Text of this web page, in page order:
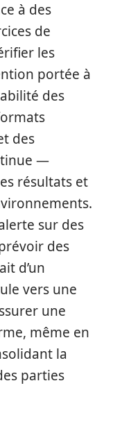
à des
de
les
portée à
des
des
—
résultats et
sur des
des
d’un
vers une
une
même en
la
parties